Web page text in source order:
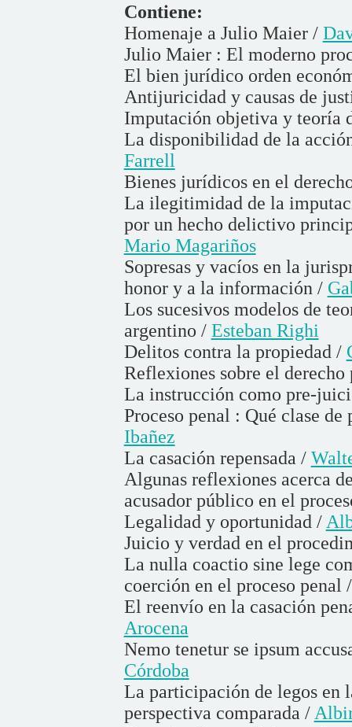
Contiene:
Homenaje a Julio Maier /
Julio Maier : El moderno
El bien jurídico orden
Antijuricidad y causas de
Imputación objetiva y teoría
La disponibilidad de la
Farrell
Bienes jurídicos en el
La ilegitimidad de la
por un hecho delictivo
Mario Magariños
Sopresas y vacíos en la
honor y a la información /
Los sucesivos modelos de
argentino / Esteban Righi
Delitos contra la propiedad /
Reflexiones sobre el
La instrucción como pre-
Proceso penal : Qué clase
Ibañez
La casación repensada /
Algunas reflexiones acerca
acusador público en el
Legalidad y oportunidad /
Juicio y verdad en el
La nulla coactio sine lege
coerción en el proceso penal
El reenvío en la casación
Arocena
Nemo tenetur se ipsum
Córdoba
La participación de legos en
perspectiva comparada /